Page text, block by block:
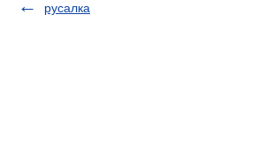
русалка